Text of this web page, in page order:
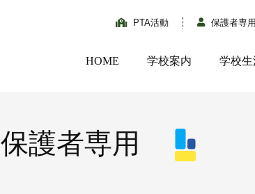
PTA活動 保護者専
HOME 学校案内 学校生
保護者専用